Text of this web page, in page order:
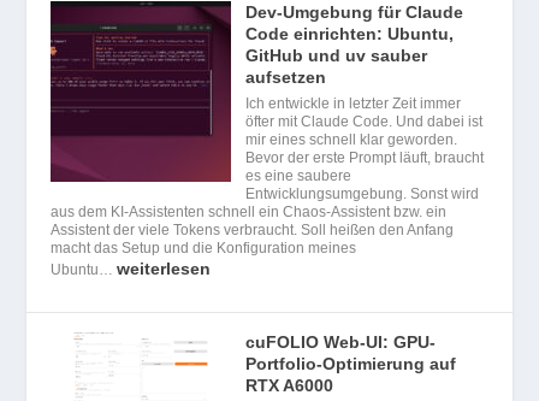
Dev-Umgebung für Claude
Code einrichten: Ubuntu,
GitHub und uv sauber
aufsetzen
Ich entwickle in letzter Zeit immer
öfter mit Claude Code. Und dabei ist
mir eines schnell klar geworden.
Bevor der erste Prompt läuft, braucht
es eine saubere
Entwicklungsumgebung. Sonst wird
aus dem KI-Assistenten schnell ein Chaos-Assistent bzw. ein
Assistent der viele Tokens verbraucht. Soll heißen den Anfang
macht das Setup und die Konfiguration meines
Ubuntu…weiterlesen
cuFOLIO Web-UI: GPU-
Portfolio-Optimierung auf
RTX A6000